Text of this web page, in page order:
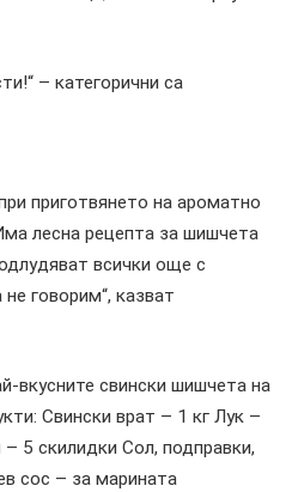
– категорични са
приготвянето на ароматно
лесна рецепта за шишчета
всички още с
говорим“, казват
вкусните свински шишчета на
Свински врат – 1 кг Лук –
5 скилидки Сол, подправки,
сос – за марината